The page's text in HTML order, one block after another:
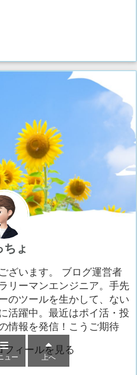
ちょ
ざいます。 ブログ運営者
リーマンエンジニア。手先
のツールを生かして、ない
活躍中。最近はポイ活・投
情報を発信！こうご期待
フィールを見る
ュー 上へ